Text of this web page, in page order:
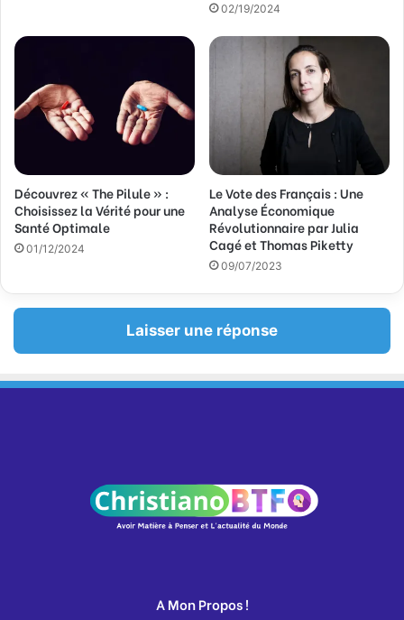
02/19/2024
Découvrez « The Pilule » :
Choisissez la Vérité pour une
Santé Optimale
01/12/2024
Le Vote des Français : Une
Analyse Économique
Révolutionnaire par Julia
Cagé et Thomas Piketty
09/07/2023
Laisser une réponse
A Mon Propos !